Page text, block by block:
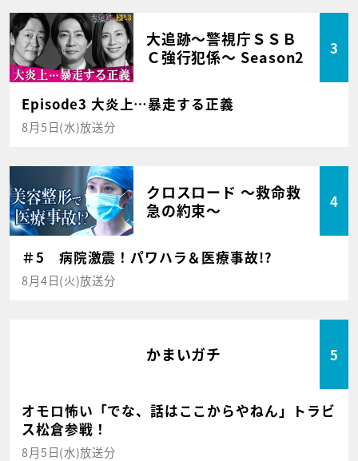
大追跡～警視庁ＳＳＢ
Ｃ強行犯係～ Season2
3
Episode3 大炎上…暴走する正義
8月5日(水)放送分
クロスロード ～救命救
急の約束～
4
＃5 病院激震！パワハラ＆医療事故!?
8月4日(火)放送分
かまいガチ 5
オモロ怖い「でな、話はここからやねん」トラビ
ス松倉参戦！
8月5日(水)放送分